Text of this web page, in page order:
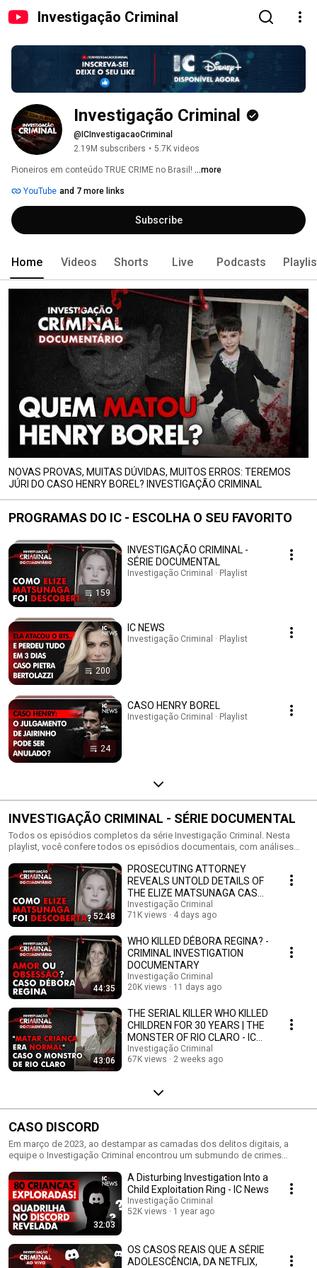
Investigação Criminal
Investigação Criminal
@ICInvestigacaoCriminal
2.19M subscribers • 5.7K videos
Pioneiros em conteúdo TRUE CRIME no Brasil! ...more
YouTube and 7 more links
Subscribe
Home Videos Shorts Live Podcasts
NOVAS PROVAS, MUITAS DÚVIDAS, MUITOS ERROS: TEREMOS
JÚRI DO CASO HENRY BOREL? INVESTIGAÇÃO CRIMINAL
PROGRAMAS DO IC - ESCOLHA O SEU FAVORITO
159
INVESTIGAÇÃO CRIMINAL -
SÉRIE DOCUMENTAL
Investigação Criminal · Playlist
200
IC NEWS
Investigação Criminal · Playlist
24
CASO HENRY BOREL
Investigação Criminal · Playlist
INVESTIGAÇÃO CRIMINAL - SÉRIE DOCUMENTAL
Todos os episódios completos da série Investigação Criminal. Nesta
playlist, você confere todos os episódios documentais, com análises
crimes que abalaram o país. De homicídios brutais a investigações que
marcaram a história da justiça, cada episódio mergulha nos detalhes que
ninguém mostra. 🔍 Crimes reais | 🧪 Perícia criminal | 🎥 Documentários
completos #truecrime #investigaçãocriminal #criminal
52:48
PROSECUTING ATTORNEY
REVEALS UNTOLD DETAILS OF
THE ELIZE MATSUNAGA CASE -
IC INTERVIEW
Investigação Criminal
71K views
4 days ago
44:35
WHO KILLED DÉBORA REGINA? -
CRIMINAL INVESTIGATION
DOCUMENTARY
Investigação Criminal
20K views
11 days ago
43:06
THE SERIAL KILLER WHO KILLED
CHILDREN FOR 30 YEARS | THE
MONSTER OF RIO CLARO - IC
DOCUMENTARY
Investigação Criminal
67K views
2 weeks ago
CASO DISCORD
Em março de 2023, ao destampar as camadas dos delitos digitais, a
equipe o Investigação Criminal encontrou um submundo de crimes
a esperança ressurgiu na forma de uma colaboração sem precedentes
de jovens voluntários, hackers, advogados, delegados, peritos, policiais
e demais especialistas. Até hoje, foram reunidos mais de 120 gigabytes
de dados, que servem de alicerce para as investigações policiais de
diversos estados do país. Confira todas as informações do caso
reunidas nesta playlist. #discord #crimesdigitais #podcast #live
32:03
A Disturbing Investigation Into a
Child Exploitation Ring - IC News
Investigação Criminal
52K views
1 year ago
OS CASOS REAIS QUE A SÉRIE
ADOLESCÊNCIA, DA NETFLIX,